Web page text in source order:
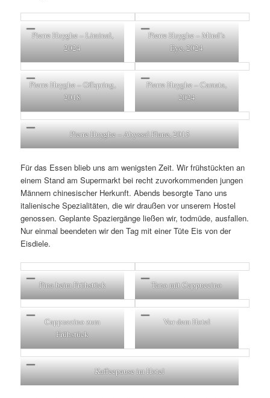
Pierre Huyghe – Liminal,
2024
Pierre Huyghe – Mind’s
Eye, 2024
Pierre Huyghe – Offspring,
2018
Pierre Huyghe – Camata,
2024
Pierre Huyghe – Abyssal Plane, 2015
Für das Essen blieb uns am wenigsten Zeit. Wir frühstückten an
einem Stand am Supermarkt bei recht zuvorkommenden jungen
Männern chinesischer Herkunft. Abends besorgte Tano uns
italienische Spezialitäten, die wir draußen vor unserem Hostel
genossen. Geplante Spaziergänge ließen wir, todmüde, ausfallen.
Nur einmal beendeten wir den Tag mit einer Tüte Eis von der
Eisdiele.
Pina beim Frühstück Tano mit Cappuccino
Cappuccino zum
Frühstück
Vor dem Hotel
Kaffeepause im Hotel